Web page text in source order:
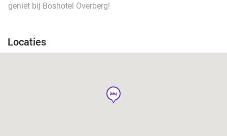
geniet bij Boshotel Overberg!
Locaties
hotel